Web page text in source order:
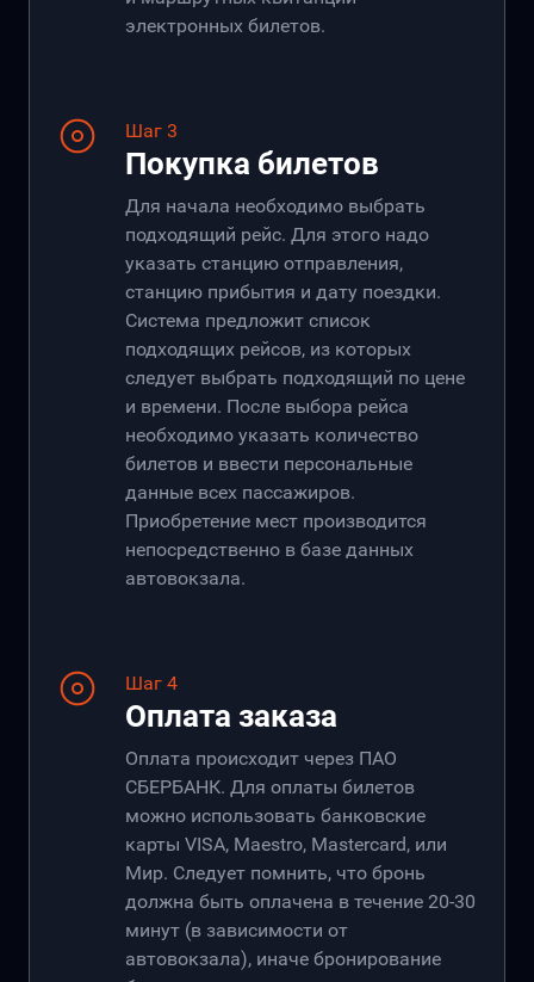
электронных билетов.
Шаг 3
Покупка билетов
Для начала необходимо выбрать
подходящий рейс. Для этого надо
указать станцию отправления,
станцию прибытия и дату поездки.
Система предложит список
подходящих рейсов, из которых
следует выбрать подходящий по цене
и времени. После выбора рейса
необходимо указать количество
билетов и ввести персональные
данные всех пассажиров.
Приобретение мест производится
непосредственно в базе данных
автовокзала.
Шаг 4
Оплата заказа
Оплата происходит через ПАО
СБЕРБАНК. Для оплаты билетов
можно использовать банковские
карты VISA, Maestro, Mastercard, или
Мир. Следует помнить, что бронь
должна быть оплачена в течение 20-30
минут (в зависимости от
автовокзала), иначе бронирование